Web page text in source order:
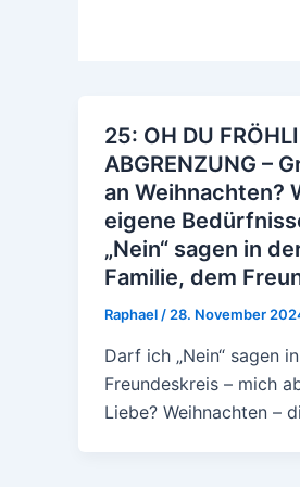
25: OH DU
ABGRENZUNG –
an Weihnachten?
eigene
„Nein“ sagen in
Familie, dem
Raphael / 28. November
Darf ich „Nein“ sagen
Freundeskreis – mich
Liebe? Weihnachten –